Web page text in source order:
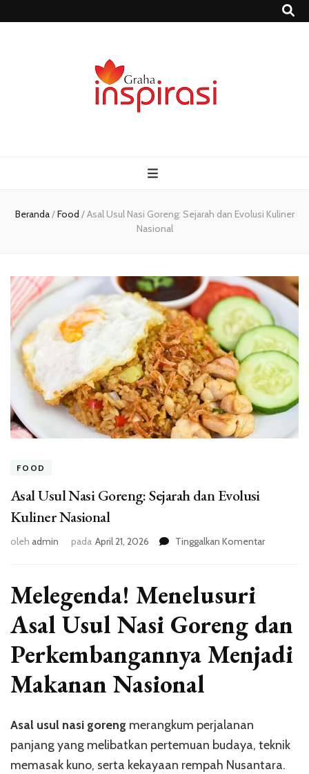
– Media
Informasi
Beranda/Food /Asal Usul Nasi Goreng: Sejarah dan Evolusi Kuliner
Nasional
FOOD
Asal Usul Nasi Goreng: Sejarah dan Evolusi
Kuliner Nasional
oleh admin pada April 21, 2026 Tinggalkan Komentarpada
Sejarah
dan
Evolusi
Kuliner
Melegenda! Menelusuri
Asal Usul Nasi Goreng dan
Perkembangannya Menjadi
Makanan Nasional
Asal usul nasi goreng merangkum perjalanan
panjang yang melibatkan pertemuan budaya, teknik
memasak kuno, serta kekayaan rempah Nusantara.